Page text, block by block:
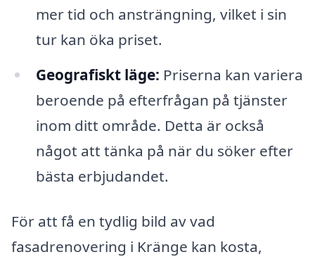
mer tid och ansträngning, vilket i sin
tur kan öka priset.
Geografiskt läge: Priserna kan variera
beroende på efterfrågan på tjänster
inom ditt område. Detta är också
något att tänka på när du söker efter
bästa erbjudandet.
För att få en tydlig bild av vad
fasadrenovering i Kränge kan kosta,